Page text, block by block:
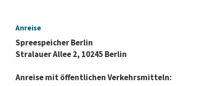
Anreise
Spreespeicher Berlin
Stralauer Allee 2, 10245 Berlin
Anreise mit öffentlichen Verkehrsmitteln: